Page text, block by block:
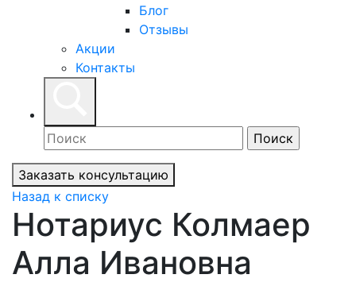
Блог
Отзывы
Акции
Контакты
Заказать консультацию
Назад к списку
Нотариус Колмаер
Алла Ивановна